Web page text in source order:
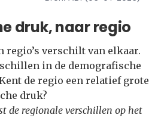
druk, naar regio
regio’s verschilt van elkaar.
in de demografische
de regio een relatief grote
druk?
de regionale verschillen op het